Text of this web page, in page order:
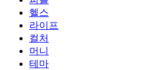
헬스
라이프
컬처
머니
테마